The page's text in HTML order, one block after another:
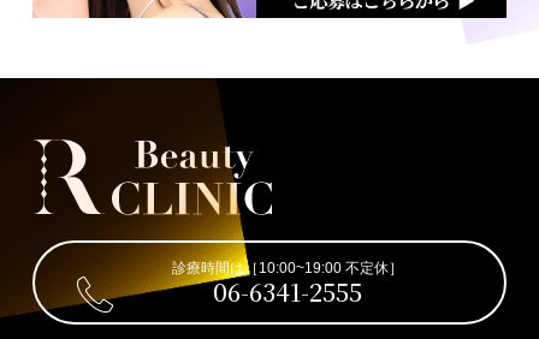
診療時間は［10:00~19:00 不定休］
06-6341-2555